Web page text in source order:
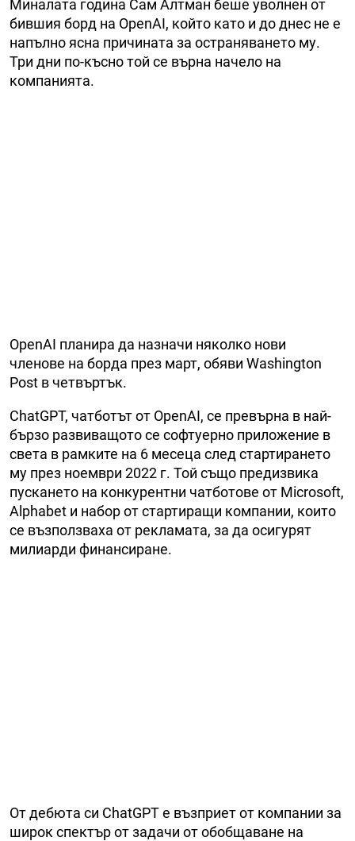
Миналата година Сам Алтман беше уволнен от
бившия борд на OpenAI, който като и до днес не е
напълно ясна причината за остраняването му.
Три дни по-късно той се върна начело на
компанията.
OpenAI планира да назначи няколко нови
членове на борда през март, обяви Washington
Post в четвъртък.
ChatGPT, чатботът от OpenAI, се превърна в най-
бързо развиващото се софтуерно приложение в
света в рамките на 6 месеца след стартирането
му през ноември 2022 г. Той също предизвика
пускането на конкурентни чатботове от Microsoft,
Alphabet и набор от стартиращи компании, които
се възползваха от рекламата, за да осигурят
милиарди финансиране.
От дебюта си ChatGPT е възприет от компании за
широк спектър от задачи от обобщаване на